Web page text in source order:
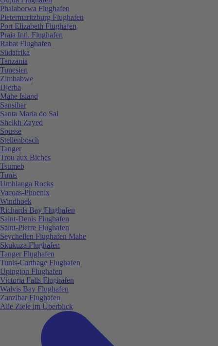
Phalaborwa Flughafen
Pietermaritzburg Flughafen
Port Elizabeth Flughafen
Praia Intl. Flughafen
Rabat Flughafen
Südafrika
Tanzania
Tunesien
Zimbabwe
Djerba
Mahe Island
Sansibar
Santa Maria do Sal
Sheikh Zayed
Sousse
Stellenbosch
Tanger
Trou aux Biches
Tsumeb
Tunis
Umhlanga Rocks
Vacoas-Phoenix
Windhoek
Richards Bay Flughafen
Saint-Denis Flughafen
Saint-Pierre Flughafen
Seychellen Flughafen Mahe
Skukuza Flughafen
Tanger Flughafen
Tunis-Carthage Flughafen
Upington Flughafen
Victoria Falls Flughafen
Walvis Bay Flughafen
Zanzibar Flughafen
Alle Ziele im Überblick